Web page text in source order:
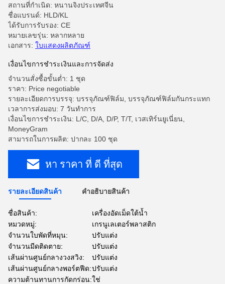
สถานที่กำเนิด: หนานจิงประเทศจีน
ชื่อแบรนด์: HLD/KL
ได้รับการรับรอง: CE
หมายเลขรุ่น: หลากหลาย
เอกสาร: ใบแสดงผลิตภัณฑ์
เงื่อนไขการชําระเงินและการจัดส่ง
จำนวนสั่งซื้อขั้นต่ำ: 1 ชุด
ราคา: Price negotiable
รายละเอียดการบรรจุ: บรรจุภัณฑ์ฟิล์ม, บรรจุภัณฑ์ฟิล์มกันกระแทก
เวลาการส่งมอบ: 7 วันทำการ
เงื่อนไขการชำระเงิน: L/C, D/A, D/P, T/T, เวสเทิร์นยูเนี่ยน,
MoneyGram
สามารถในการผลิต: ปากละ 100 ชุด
หา ราคา ที่ ดี ที่สุด
รายละเอียดสินค้า คําอธิบายสินค้า
ชื่อสินค้า:
เครื่องอัดเม็ดใต้น้ำ
หมวดหมู่:
เกรนูเลเตอร์พลาสติก
จำนวนใบพัดที่หมุน:
ปรับแต่ง
จำนวนมีดติดตาย:
ปรับแต่ง
เส้นผ่านศูนย์กลางวงสวิง:
ปรับแต่ง
เส้นผ่านศูนย์กลางพอร์ตฟีด:ปรับแต่ง
ความต้านทานการกัดกร่อน:ใช่